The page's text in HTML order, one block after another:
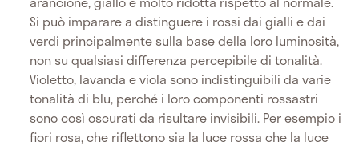
Si può imparare a distinguere i rossi dai gialli e dai
verdi principalmente sulla base della loro luminosità,
non su qualsiasi differenza percepibile di tonalità.
Violetto, lavanda e viola sono indistinguibili da varie
tonalità di blu, perché i loro componenti rossastri
sono così oscurati da risultare invisibili. Per esempio i
fiori rosa, che riflettono sia la luce rossa che la luce